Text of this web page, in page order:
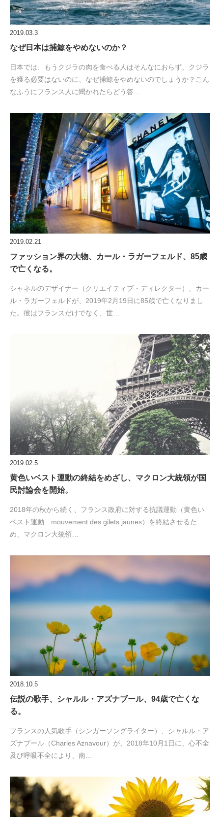
2019.03.3
なぜ日本は捕鯨をやめないのか？
日本では、もうクジラの肉を食べる人はそんなにおらず、クジラ
を獲る必要はないのに、なぜ捕鯨をやめないのでしょうか？こん
なふうにフランス人に聞かれたらどう答…
2019.02.21
ファッション界の大物、カール・ラガーフェルド、85歳
で亡くなる。
シャネルのデザイナー（クリエイティブ・ディレクター）、カー
ル・ラガーフェルドが、2019年2月19日に85歳で亡くなりまし
た。彼はフランスだけでなく、世…
2019.02.5
黄色いベスト運動の終結をめざし、マクロン大統領が国
民討論会を開始。
2018年の秋から続く、フランス政府に対する抗議運動（黄色い
ベスト運動 mouvement des gilets jaunes）を終結させるた
め、マクロン大統領…
2018.10.5
伝説の歌手、シャルル・アズナブール、94歳で亡くな
る。
フランスの人気歌手（シンガーソングライター）、シャルル・ア
ズナブール（Charles Aznavour）が、2018年10月1日に、心不全
及び呼吸不全により、南…